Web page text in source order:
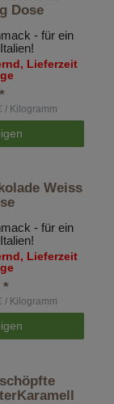
Dose
- für ein
Lieferzeit
/ Kilogramm
Weiss
- für ein
Lieferzeit
*
/ Kilogramm